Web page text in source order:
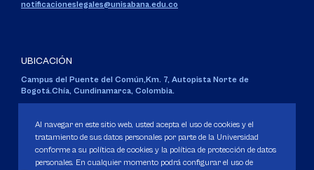
notificacioneslegales@unisabana.edu.co
UBICACIÓN
Campus del Puente del Común, Km. 7, Autopista Norte de
Bogotá.Chía, Cundinamarca, Colombia.
Código SNIES 1711
Ministerio de Educación Nacional.
Al navegar en este sitio web, usted acepta el uso de cookies y el
tratamiento de sus datos personales por parte de la Universidad
conforme a su política de cookies y la política de protección de datos
personales. En cualquier momento podrá configurar el uso de